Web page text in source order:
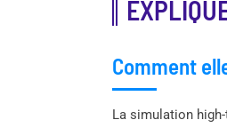
Comment
La simulation